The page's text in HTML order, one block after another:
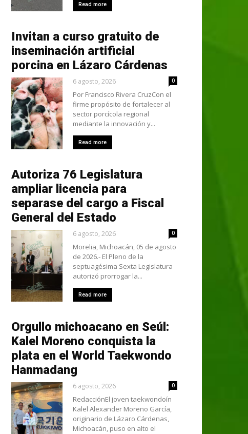
Read more
Invitan a curso gratuito de
inseminación artificial
porcina en Lázaro Cárdenas
6 agosto, 2026 0
Por Francisco Rivera CruzCon el
firme propósito de fortalecer al
sector porcícola regional
mediante la innovación y...
Read more
Autoriza 76 Legislatura
ampliar licencia para
separase del cargo a Fiscal
General del Estado
6 agosto, 2026 0
Morelia, Michoacán, 05 de agosto
de 2026.- El Pleno de la
septuagésima Sexta Legislatura
autorizó prorrogar la...
Read more
Orgullo michoacano en Seúl:
Kalel Moreno conquista la
plata en el World Taekwondo
Hanmadang
6 agosto, 2026 0
RedacciónEl joven taekwondoín
Kalel Alexander Moreno García,
originario de Lázaro Cárdenas,
Michoacán, puso en alto el